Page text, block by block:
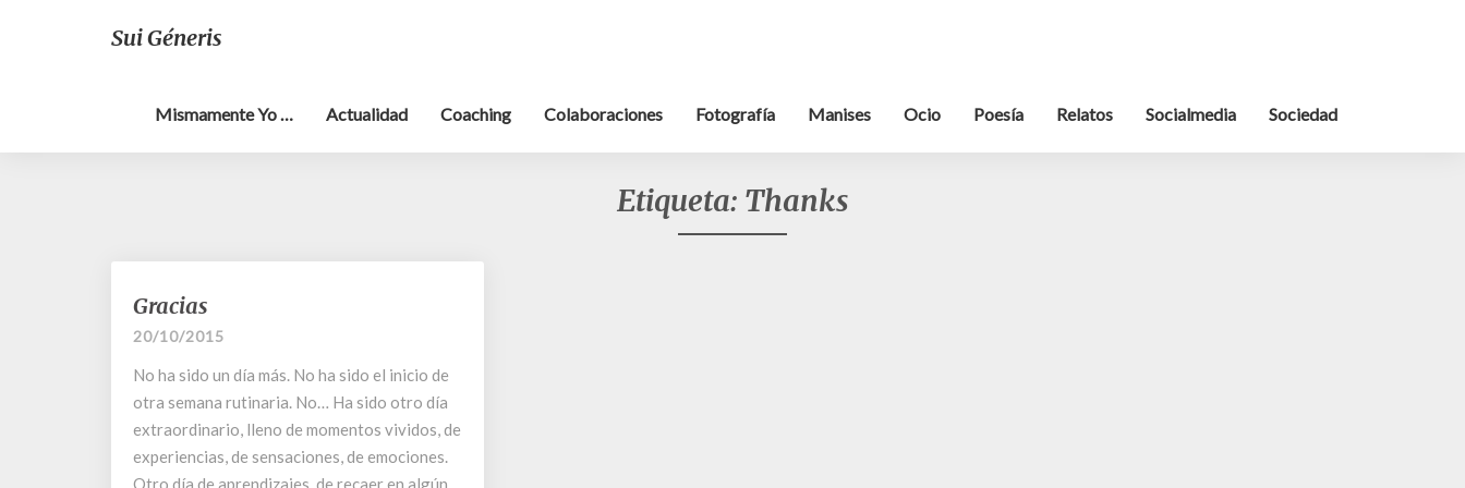
Sui Géneris
Mismamente Yo … Actualidad Coaching Colaboraciones Fotografía Manises Ocio Poesía Relatos Socialmedia Sociedad
Etiqueta: Thanks
Gracias
Gracias
20/10/2015
No ha sido un día más. No ha sido el inicio de
otra semana rutinaria. No… Ha sido otro día
extraordinario, lleno de momentos vividos, de
experiencias, de sensaciones, de emociones.
Otro día de aprendizajes, de recaer en algún